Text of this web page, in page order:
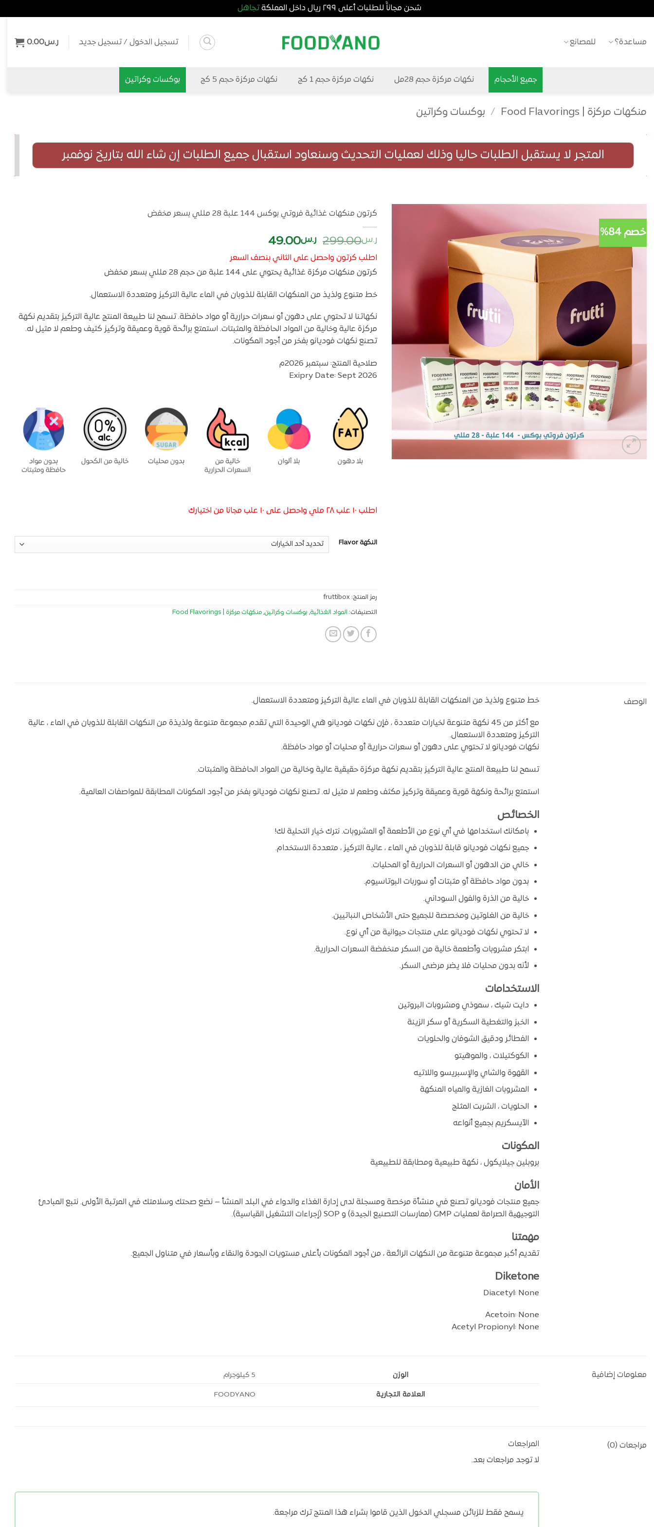
شحن مجاناًَ للطلبات أعلى ٢٩٩ ريال داخل المملكة
تجاهل
مساعدة؟ للمصانع تسجيل الدخول / تسجيل جديد ر.س0.00
جميع الأحجام نكهات مركزة حجم 28مل نكهات مركزة حجم 1 كج نكهات مركزة حجم 5 كج بوكسات وكراتين
منكهات مركزة | Food Flavorings / بوكسات وكراتين
المتجر لا يستقبل الطلبات حاليا وذلك لعمليات التحديث وسنعاود استقبال جميع الطلبات إن شاء الله بتاريخ نوفمبر
خصم 84%
كرتون منكهات غذائية فروتي بوكس 144 علبة 28 مللي بسعر مخفض
ر.س299.00 السعر
الأصلي
هو:
ر.س299.00.
ر.س49.00السعر
الحالي
هو:
ر.س49.00.
اطلب كرتون واحصل على الثاني بنصف السعر
كرتون منكهات مركزة غذائية يحتوي على 144 علبة من حجم 28 مللي بسعر مخفض
خط متنوع ولذيذ من المنكهات القابلة للذوبان في الماء عالية التركيز ومتعددة الاستعمال.
نكهاتنا لا تحتوي على دهون أو سعرات حرارية أو مواد حافظة. تسمح لنا طبيعة المنتج عالية التركيز بتقديم نكهة
مركزة عالية وخالية من المواد الحافظة والمثبتات. استمتع برائحة قوية وعميقة وتركيز كثيف وطعم لا مثيل له.
تصنع نكهات فوديانو بفخر من أجود المكونات.
صلاحية المنتج: سبتمبر 2026م
Exipry Date: Sept 2026
اطلب ١٠ علب ٢٨ ملي واحصل على ١٠ علب مجانا من اختيارك
النكهة Flavor
رمز المنتج: fruttibox
التصنيفات: المواد الغذائية, بوكسات وكراتين, منكهات مركزة | Food Flavorings
الوصف خط متنوع ولذيذ من المنكهات القابلة للذوبان في الماء عالية التركيز ومتعددة الاستعمال.
مع أكثر من 45 نكهة متنوعة لخيارات متعددة ، فإن نكهات فوديانو هي الوحيدة التي تقدم مجموعة متنوعة ولذيذة من النكهات القابلة للذوبان في الماء ، عالية
التركيز ومتعددة الاستعمال.
نكهات فوديانو لا تحتوي على دهون أو سعرات حرارية أو محليات أو مواد حافظة.
تسمح لنا طبيعة المنتج عالية التركيز بتقديم نكهة مركزة حقيقية عالية وخالية من المواد الحافظة والمثبتات.
استمتع برائحة ونكهة قوية وعميقة وتركيز مكثف وطعم لا مثيل له. تصنع نكهات فوديانو بفخر من أجود المكونات المطابقة للمواصفات العالمية.
الخصائص
بامكانك استخدامها في أي نوع من الأطعمة أو المشروبات. نترك خيار التحلية لك!
جميع نكهات فوديانو قابلة للذوبان في الماء ، عالية التركيز ، متعددة الاستخدام.
خالي من الدهون أو السعرات الحرارية أو المحليات.
بدون مواد حافظة أو مثبتات أو سوربات البوتاسيوم.
خالية من الذرة والفول السوداني.
خالية من الغلوتين ومخصصة للجميع حتى الأشخاص النباتيين.
لا تحتوي نكهات فوديانو على منتجات حيوانية من أي نوع.
ابتكر مشروبات وأطعمة خالية من السكر منخفضة السعرات الحرارية.
لأنه بدون محليات فلا يضر مرضى السكر.
الاستخدامات
دايت شيك ، سموذي ومشروبات البروتين
الخبز والتغطية السكرية أو سكر الزينة
الفطائر ودقيق الشوفان والحلويات
الكوكتيلات ، والموهيتو
القهوة والشاي والإسبريسو واللاتيه
المشروبات الغازية والمياه المنكهة
الحلويات ، الشربت المثلج
الآيسكريم بجميع أنواعه
المكونات
بروبلين جيلايكول ، نكهة طبيعية ومطابقة للطبيعية
الأمان
جميع منتجات فوديانو تصنع في منشأة مرخصة ومسجلة لدى إدارة الغذاء والدواء في البلد المنشأ – نضع صحتك وسلامتك في المرتبة الأولى. نتبع المبادئ
التوجيهية الصرامة لعمليات GMP (ممارسات التصنيع الجيدة) و SOP (إجراءات التشغيل القياسية).
مهمتنا
تقديم أكبر مجموعة متنوعة من النكهات الرائعة ، من أجود المكونات بأعلى مستويات الجودة والنقاء وبأسعار في متناول الجميع.
Diketone
Diacetyl: None
Acetoin: None
Acetyl Propionyl: None
معلومات إضافية الوزن 5 كيلوجرام
العلامة التجارية FOODYANO
مراجعات (0)
المراجعات
لا توجد مراجعات بعد.
يسمح فقط للزبائن مسجلي الدخول الذين قاموا بشراء هذا المنتج ترك مراجعة.